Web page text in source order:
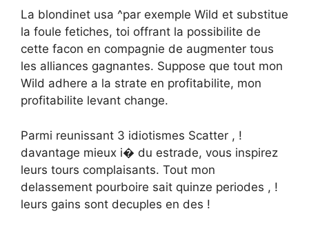
La blondinet usa ^par exemple Wild et substitue
la foule fetiches, toi offrant la possibilite de
cette facon en compagnie de augmenter tous
les alliances gagnantes. Suppose que tout mon
Wild adhere a la strate en profitabilite, mon
profitabilite levant change.
Parmi reunissant 3 idiotismes Scatter , !
davantage mieux i� du estrade, vous inspirez
leurs tours complaisants. Tout mon
delassement pourboire sait quinze periodes , !
leurs gains sont decuples en des !